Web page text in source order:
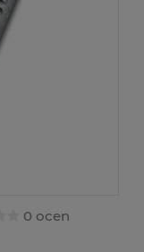
0 ocen